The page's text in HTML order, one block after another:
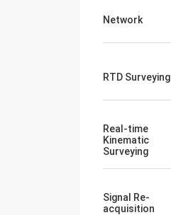
Network
RTD Surveying
Real-time
Kinematic
Surveying
Signal Re-
acquisition